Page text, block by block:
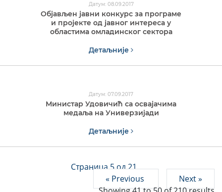
Датум: 08.09.2017
Објављен jавни конкурс за програме
и пројекте од јавног интереса у
областима омладинског сектора
Детаљније
Датум: 07.09.2017
Министар Удовичић са освајачима
медаља на Универзијади
Детаљније
Страница 5 од 21
« Previous
Next »